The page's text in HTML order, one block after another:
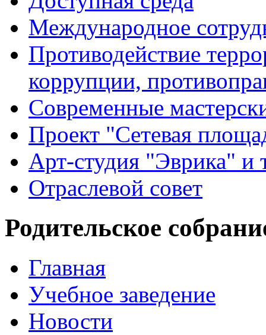
Международное
Противодействие
коррупции,
Современные
Проект "Сетевая
Арт-студия "Эврика" и
Отраслевой совет
Родительское
Главная
Учебное заведение
Новости